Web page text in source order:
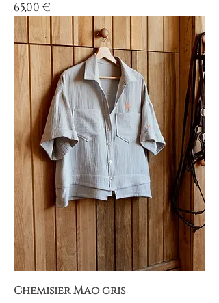
Prix
65,00 €
Chemisier Mao gris